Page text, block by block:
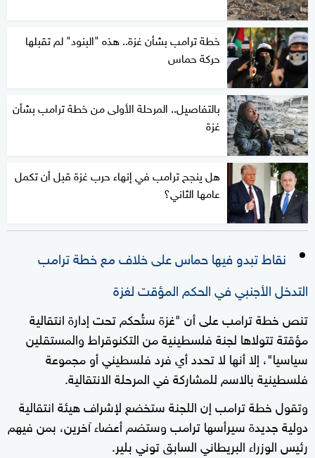
خطة ترامب بشأن غزة.. هذه "البنود" لم تقبلها
حركة حماس
بالتفاصيل.. المرحلة الأولى من خطة ترامب بشأن
غزة
هل ينجح ترامب في إنهاء حرب غزة قبل أن تكمل
عامها الثاني؟
نقاط تبدو فيها حماس على خلاف مع خطة ترامب
التدخل الأجنبي في الحكم المؤقت لغزة
تنص خطة ترامب على أن "غزة ستُحكم تحت إدارة انتقالية
مؤقتة تتولاها لجنة فلسطينية من التكنوقراط والمستقلين
سياسيا"، إلا أنها لا تحدد أي فرد فلسطيني أو مجموعة
فلسطينية بالاسم للمشاركة في المرحلة الانتقالية.
وتقول خطة ترامب إن اللجنة ستخضع لإشراف هيئة انتقالية
دولية جديدة سيرأسها ترامب وستضم أعضاء آخرين، بمن فيهم
رئيس الوزراء البريطاني السابق توني بلير.